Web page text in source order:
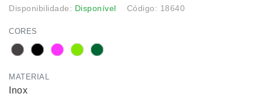
Disponibilidade: Disponível Código: 18640
CORES
MATERIAL
Inox